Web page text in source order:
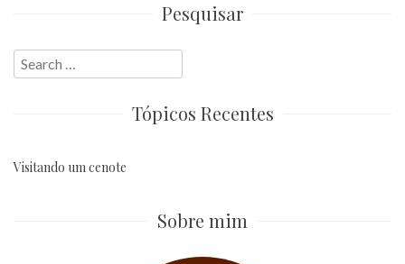
Pesquisar
Search
for:
Tópicos Recentes
Visitando um cenote
Sobre mim